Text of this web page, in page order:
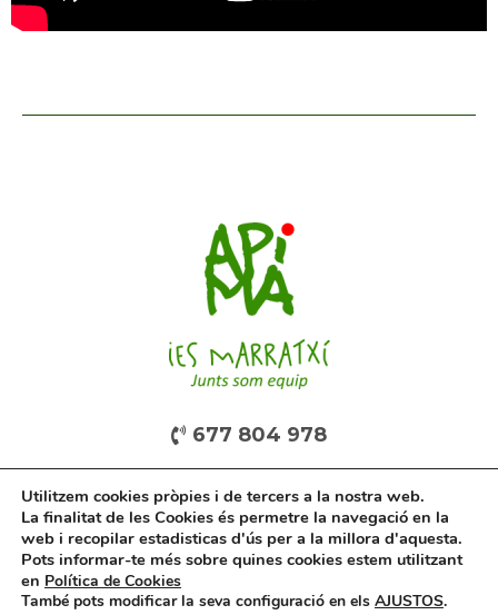
677 804 978
Utilitzem cookies pròpies i de tercers a la nostra web.
La finalitat de les Cookies és permetre la navegació en la
web i recopilar estadisticas d'ús per a la millora d'aquesta.
Pots informar-te més sobre quines cookies estem utilitzant
en Política de Cookies
També pots modificar la seva configuració en els AJUSTOS.